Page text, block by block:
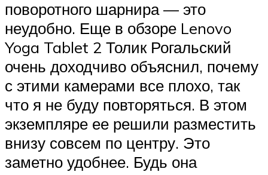
поворотного шарнира — это
неудобно. Еще в обзоре Lenovo
Yoga Tablet 2 Толик Рогальский
очень доходчиво объяснил, почему
с этими камерами все плохо, так
что я не буду повторяться. В этом
экземпляре ее решили разместить
внизу совсем по центру. Это
заметно удобнее. Будь она